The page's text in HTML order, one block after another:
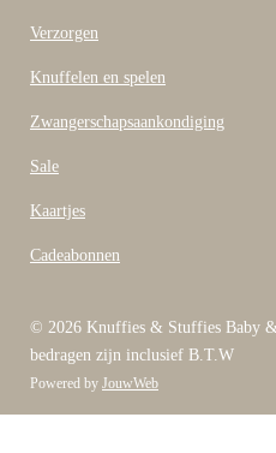
Verzorgen
Knuffelen en spelen
Zwangerschapsaankondiging
Sale
Kaartjes
Cadeabonnen
© 2026 Knuffies & Stuffies
bedragen zijn inclusief B.T.W
Powered by JouwWeb